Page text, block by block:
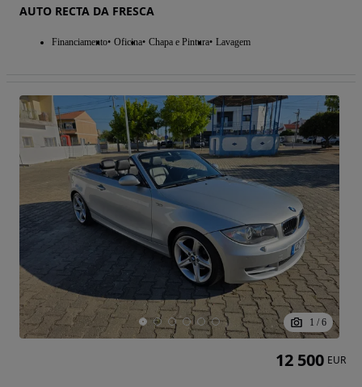
AUTO RECTA DA FRESCA
Financiamento Oficina Chapa e Pintura Lavagem
1 / 6
12 500 EUR